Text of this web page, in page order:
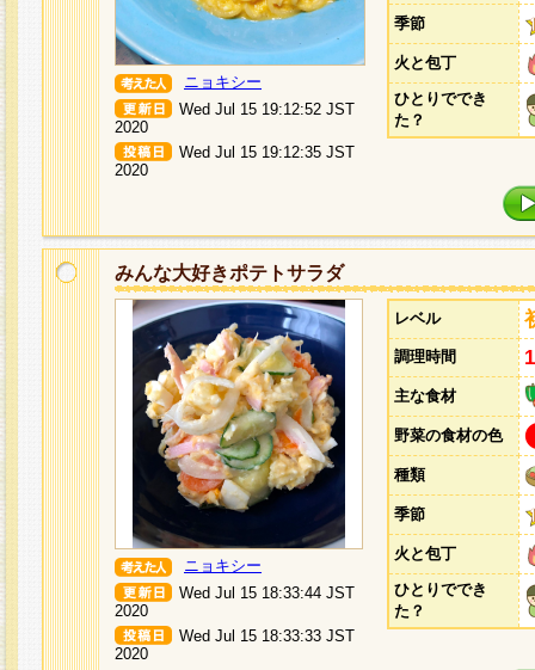
ニョキシー
Wed Jul 15 19:12:52 JST
2020
Wed Jul 15 19:12:35 JST
2020
季節
火と包丁
ひとりででき
た？
みんな大好きポテトサラダ
ニョキシー
Wed Jul 15 18:33:44 JST
2020
Wed Jul 15 18:33:33 JST
2020
レベル
調理時間
主な食材
野菜の食材の色
種類
季節
火と包丁
ひとりででき
た？